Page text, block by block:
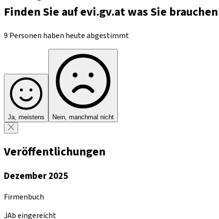
Finden Sie auf evi.gv.at was Sie
9 Personen haben heute abgestimmt
Ja, meistens Nein, manchmal nicht
Veröffentlichungen
Dezember 2025
Firmenbuch
JAb eingereicht